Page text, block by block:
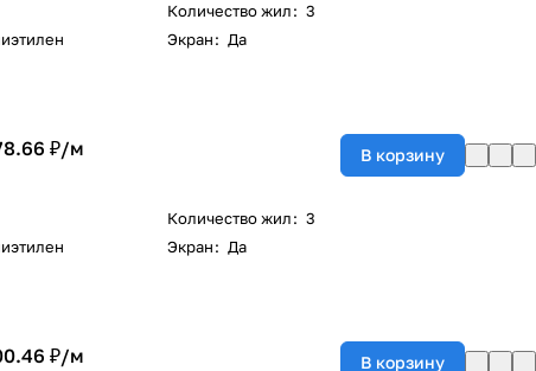
Количество жил: 3
Экран: Да
₽/м В корзину
Количество жил: 3
Экран: Да
₽/м В корзину